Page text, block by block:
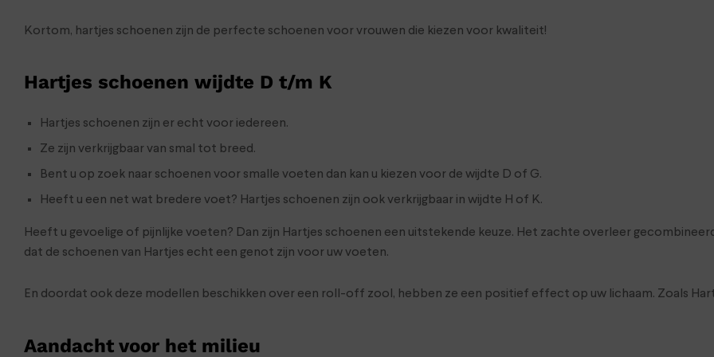
Kortom, hartjes schoenen zijn de perfecte schoenen voor vrouwen die kiezen voor kwaliteit!
Hartjes schoenen wijdte D t/m K
Hartjes schoenen zijn er echt voor iedereen.
Ze zijn verkrijgbaar van smal tot breed.
Bent u op zoek naar schoenen voor smalle voeten dan kan u kiezen voor de wijdte D of G.
Heeft u een net wat bredere voet? Hartjes schoenen zijn ook verkrijgbaar in wijdte H of K.
Heeft u gevoelige of pijnlijke voeten? Dan zijn Hartjes schoenen een uitstekende keuze. Het zachte overleer
dat de schoenen van Hartjes echt een genot zijn voor uw voeten.
En doordat ook deze modellen beschikken over een roll-off zool, hebben ze een positief effect op uw lichaam. Zoals
Aandacht voor het milieu